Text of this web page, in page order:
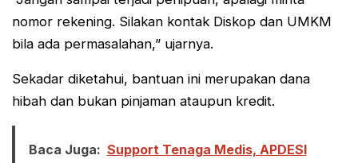
nomor rekening. Silakan kontak Diskop dan UMKM
bila ada permasalahan,” ujarnya.
Sekadar diketahui, bantuan ini merupakan dana
hibah dan bukan pinjaman ataupun kredit.
Baca Juga: Support Tenaga Medis, APDESI